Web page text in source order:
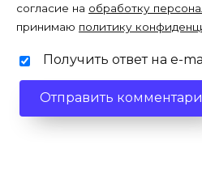
согласие на обработку
принимаю политику
Получить ответ на e-